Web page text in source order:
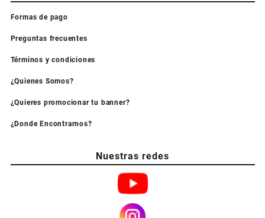
Formas de pago
Preguntas frecuentes
Términos y condiciones
¿Quienes Somos?
¿Quieres promocionar tu banner?
¿Donde Encontrarnos?
Nuestras redes